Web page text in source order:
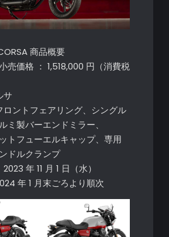
商品概要
売価格 ： 1,518,000 円（消費税
サ
ロントフェアリング、シングル
ミ製バーエンドミラー、
トフューエルキャップ、専用
ドルクランプ
年 11 月 1 日（水）
年 1 月末ごろより順次